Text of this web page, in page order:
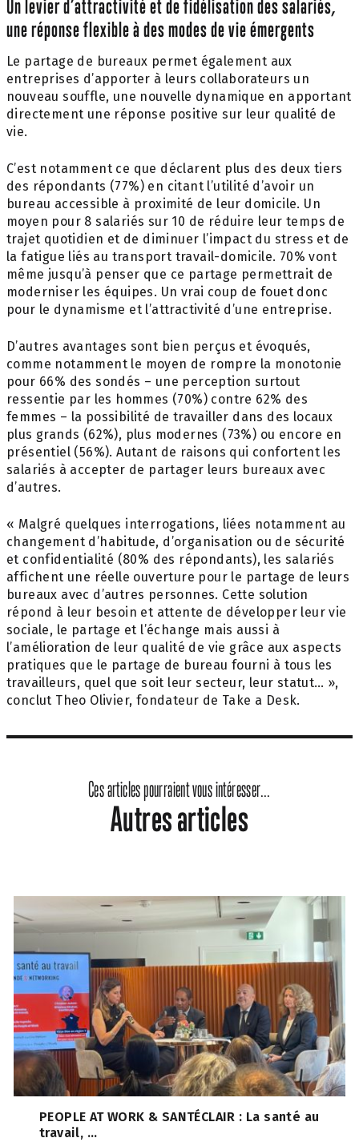
Un levier d’attractivité et de fidélisation des salariés,
une réponse flexible à des modes de vie émergents
Le partage de bureaux permet également aux
entreprises d’apporter à leurs collaborateurs un
nouveau souffle, une nouvelle dynamique en apportant
directement une réponse positive sur leur qualité de
vie.
C’est notamment ce que déclarent plus des deux tiers
des répondants (77%) en citant l’utilité d’avoir un
bureau accessible à proximité de leur domicile. Un
moyen pour 8 salariés sur 10 de réduire leur temps de
trajet quotidien et de diminuer l’impact du stress et de
la fatigue liés au transport travail-domicile. 70% vont
même jusqu’à penser que ce partage permettrait de
moderniser les équipes. Un vrai coup de fouet donc
pour le dynamisme et l’attractivité d’une entreprise.
D’autres avantages sont bien perçus et évoqués,
comme notamment le moyen de rompre la monotonie
pour 66% des sondés – une perception surtout
ressentie par les hommes (70%) contre 62% des
femmes – la possibilité de travailler dans des locaux
plus grands (62%), plus modernes (73%) ou encore en
présentiel (56%). Autant de raisons qui confortent les
salariés à accepter de partager leurs bureaux avec
d’autres.
« Malgré quelques interrogations, liées notamment au
changement d’habitude, d’organisation ou de sécurité
et confidentialité (80% des répondants), les salariés
affichent une réelle ouverture pour le partage de leurs
bureaux avec d’autres personnes. Cette solution
répond à leur besoin et attente de développer leur vie
sociale, le partage et l’échange mais aussi à
l’amélioration de leur qualité de vie grâce aux aspects
pratiques que le partage de bureau fourni à tous les
travailleurs, quel que soit leur secteur, leur statut… »,
conclut Theo Olivier, fondateur de Take a Desk.
Ces articles pourraient vous intéresser...
Autres articles
PEOPLE AT WORK & SANTÉCLAIR : La santé au
travail, ...